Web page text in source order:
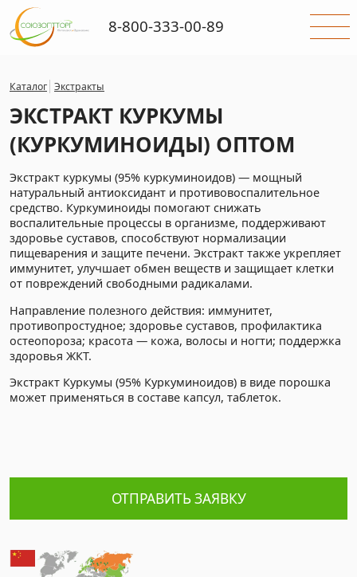
Каталог Экстракты
ЭКСТРАКТ КУРКУМЫ
(КУРКУМИНОИДЫ) ОПТОМ
Экстракт куркумы (95% куркуминоидов) — мощный
натуральный антиоксидант и противовоспалительное
средство. Куркуминоиды помогают снижать
воспалительные процессы в организме, поддерживают
здоровье суставов, способствуют нормализации
пищеварения и защите печени. Экстракт также укрепляет
иммунитет, улучшает обмен веществ и защищает клетки
от повреждений свободными радикалами.
Направление полезного действия: иммунитет,
противопростудное; здоровье суставов, профилактика
остеопороза; красота — кожа, волосы и ногти; поддержка
здоровья ЖКТ.
Экстракт Куркумы (95% Куркуминоидов) в виде порошка
может применяться в составе капсул, таблеток.
ОТПРАВИТЬ ЗАЯВКУ
8-800-333-00-89